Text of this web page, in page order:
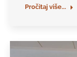
Pročitaj više...